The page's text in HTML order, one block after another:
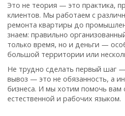
Это не теория — это практика,
клиентов. Мы работаем с
ремонта квартиры до
знаем: правильно
только время, но и деньги —
большой территории или
Не трудно сделать первый шаг
вывоз — это не обязанность, а
бизнеса. И мы хотим помочь
естественной и рабочих языком.